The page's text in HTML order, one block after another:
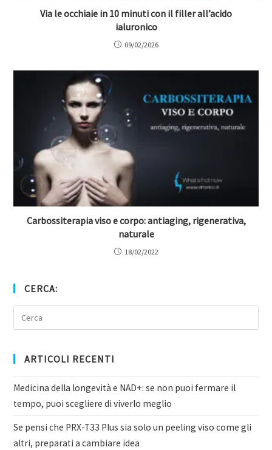
Via le occhiaie in 10 minuti con il filler all’acido
ialuronico
09/02/2026
Carbossiterapia viso e corpo: antiaging, rigenerativa,
naturale
18/02/2022
CERCA:
ARTICOLI RECENTI
Medicina della longevità e NAD+: se non puoi fermare il
tempo, puoi scegliere di viverlo meglio
Se pensi che PRX-T33 Plus sia solo un peeling viso come gli
altri, preparati a cambiare idea